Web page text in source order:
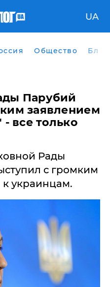
UA
Общество
Парубий
заявлением
все только
Рады
с громким
украинцам.